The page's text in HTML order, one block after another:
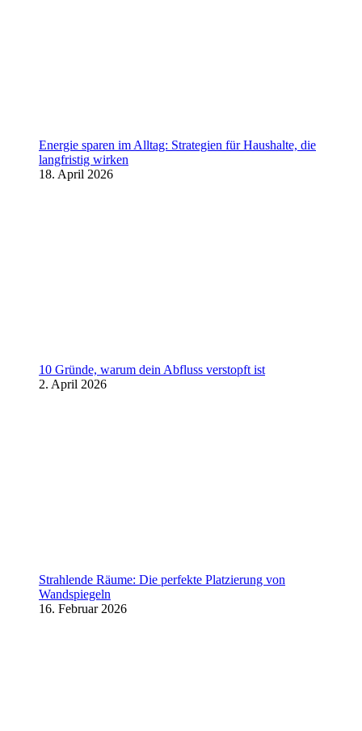
Energie sparen im Alltag: Strategien für Haushalte, die
langfristig wirken
18. April 2026
10 Gründe, warum dein Abfluss verstopft ist
2. April 2026
Strahlende Räume: Die perfekte Platzierung von
Wandspiegeln
16. Februar 2026